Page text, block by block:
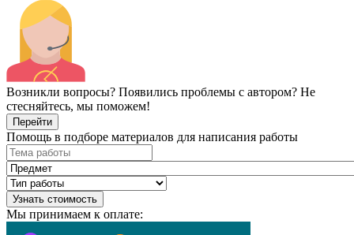
Возникли вопросы? Появились проблемы с автором? Не
стесняйтесь, мы поможем!
Перейти
Помощь в подборе материалов для написания работы
Узнать стоимость
Мы принимаем к оплате: